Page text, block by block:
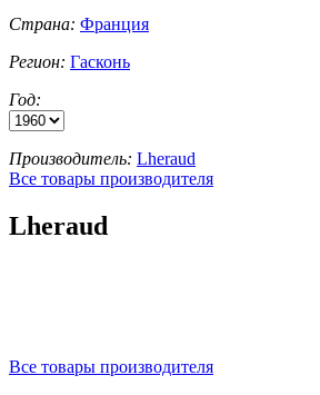
Страна: Франция
Регион: Гасконь
Год:
Производитель: Lheraud
Все товары производителя
Lheraud
Все товары производителя